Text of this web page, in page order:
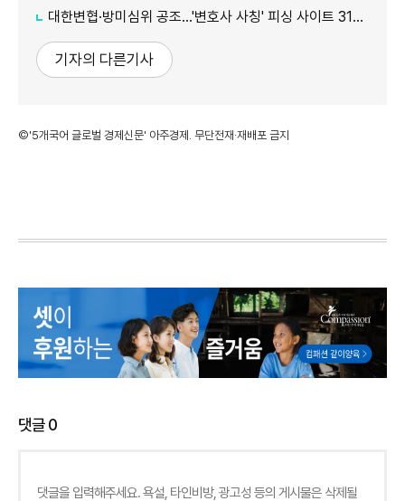
대한변협·방미심위 공조…'변호사 사칭' 피싱 사이트 31건 무더기 차단
기자의 다른기사
©'5개국어 글로벌 경제신문' 아주경제. 무단전재·재배포 금지
댓글0